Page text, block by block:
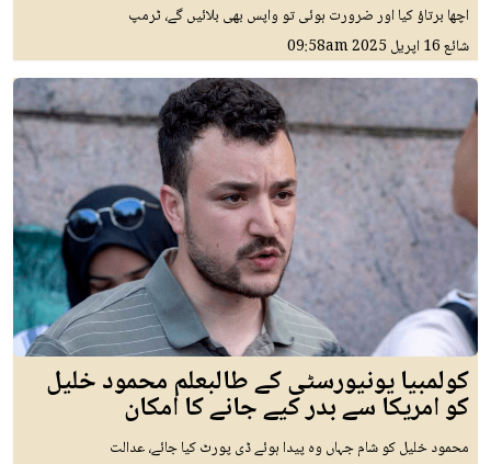
اچھا برتاؤ کیا اور ضرورت ہوئی تو واپس بھی بلائیں گے، ٹرمپ
شائع16 اپريل 2025 09:58am
کولمبیا یونیورسٹی کے طالبعلم محمود خلیل
کو امریکا سے بدر کیے جانے کا امکان
محمود خلیل کو شام جہاں وہ پیدا ہوئے ڈی پورٹ کیا جائے، عدالت